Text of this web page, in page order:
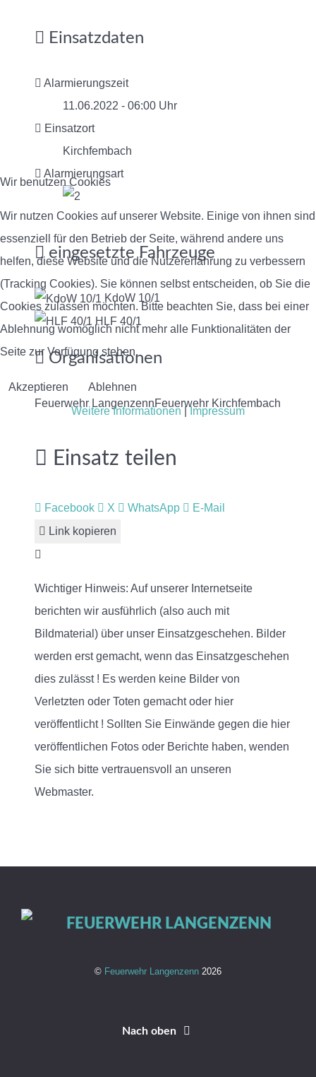
Einsatzdaten
Alarmierungszeit
11.06.2022 - 06:00 Uhr
Einsatzort
Kirchfembach
Alarmierungsart
eingesetzte Fahrzeuge
KdoW 10/1
HLF 40/1
Organisationen
Feuerwehr LangenzennFeuerwehr Kirchfembach
Einsatz teilen
Facebook X WhatsApp
E-Mail
Link kopieren
Wichtiger Hinweis: Auf unserer Internetseite
berichten wir ausführlich (also auch mit
Bildmaterial) über unser Einsatzgeschehen. Bilder
werden erst gemacht, wenn das Einsatzgeschehen
dies zulässt ! Es werden keine Bilder von
Verletzten oder Toten gemacht oder hier
veröffentlicht ! Sollten Sie Einwände gegen die hier
veröffentlichen Fotos oder Berichte haben, wenden
Sie sich bitte vertrauensvoll an unseren
Webmaster.
© Feuerwehr Langenzenn 2026
Nach oben
Wir benutzen Cookies
Wir nutzen Cookies auf unserer Website. Einige von ihnen sind
essenziell für den Betrieb der Seite, während andere uns
helfen, diese Website und die Nutzererfahrung zu verbessern
(Tracking Cookies). Sie können selbst entscheiden, ob Sie die
Cookies zulassen möchten. Bitte beachten Sie, dass bei einer
Ablehnung womöglich nicht mehr alle Funktionalitäten der
Seite zur Verfügung stehen.
Akzeptieren
Ablehnen
Weitere Informationen|Impressum